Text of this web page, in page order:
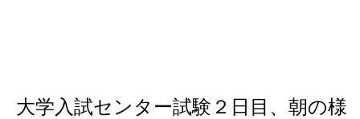
大学入試センター試験２日目、朝の様